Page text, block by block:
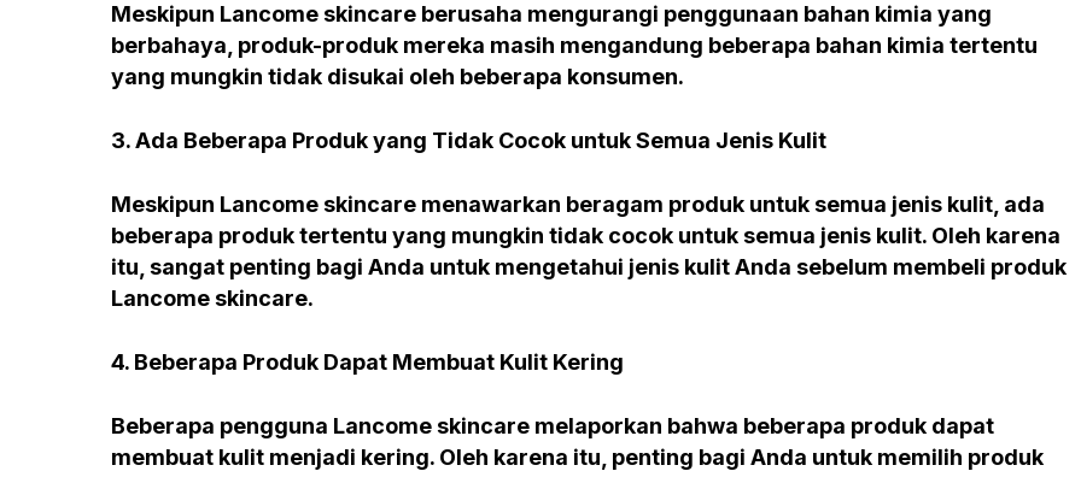
Meskipun Lancome skincare berusaha mengurangi penggunaan bahan kimia yang
berbahaya, produk-produk mereka masih mengandung beberapa bahan kimia tertentu
yang mungkin tidak disukai oleh beberapa konsumen.
3. Ada Beberapa Produk yang Tidak Cocok untuk Semua Jenis Kulit
Meskipun Lancome skincare menawarkan beragam produk untuk semua jenis kulit, ada
beberapa produk tertentu yang mungkin tidak cocok untuk semua jenis kulit. Oleh karena
itu, sangat penting bagi Anda untuk mengetahui jenis kulit Anda sebelum membeli produk
Lancome skincare.
4. Beberapa Produk Dapat Membuat Kulit Kering
Beberapa pengguna Lancome skincare melaporkan bahwa beberapa produk dapat
membuat kulit menjadi kering. Oleh karena itu, penting bagi Anda untuk memilih produk